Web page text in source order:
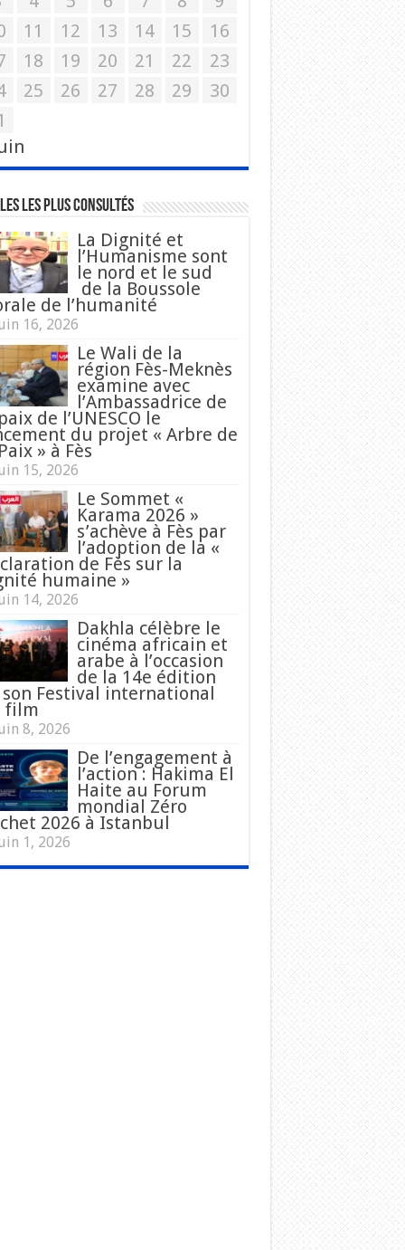
11 12 13 14 15
16
18 19 20 21 22
23
25 26 27 28 29
30
les plus consultés
La Dignité et
l’Humanisme sont
le nord et le sud
de la Boussole
de l’humanité
16, 2026
Le Wali de la
région Fès-Meknès
examine avec
l’Ambassadrice de
de l’UNESCO le
du projet « Arbre de
» à Fès
15, 2026
Le Sommet «
Karama 2026 »
s’achève à Fès par
l’adoption de la «
de Fès sur la
humaine »
14, 2026
Dakhla célèbre le
cinéma africain et
arabe à l’occasion
de la 14e édition
son Festival international
film
8, 2026
De l’engagement à
l’action : Hakima El
Haite au Forum
mondial Zéro
2026 à Istanbul
1, 2026